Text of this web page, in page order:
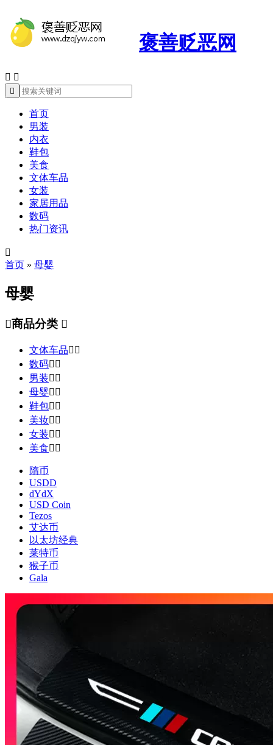
褒善贬恶网
 

首页
男装
内衣
鞋包
美食
文体车品
女装
家居用品
数码
热门资讯

首页 » 母婴
母婴
商品分类 
文体车品 
数码 
男装 
母婴 
鞋包 
美妆 
女装 
美食 
隋币
USDD
dYdX
USD Coin
Tezos
艾达币
以太坊经典
莱特币
猴子币
Gala